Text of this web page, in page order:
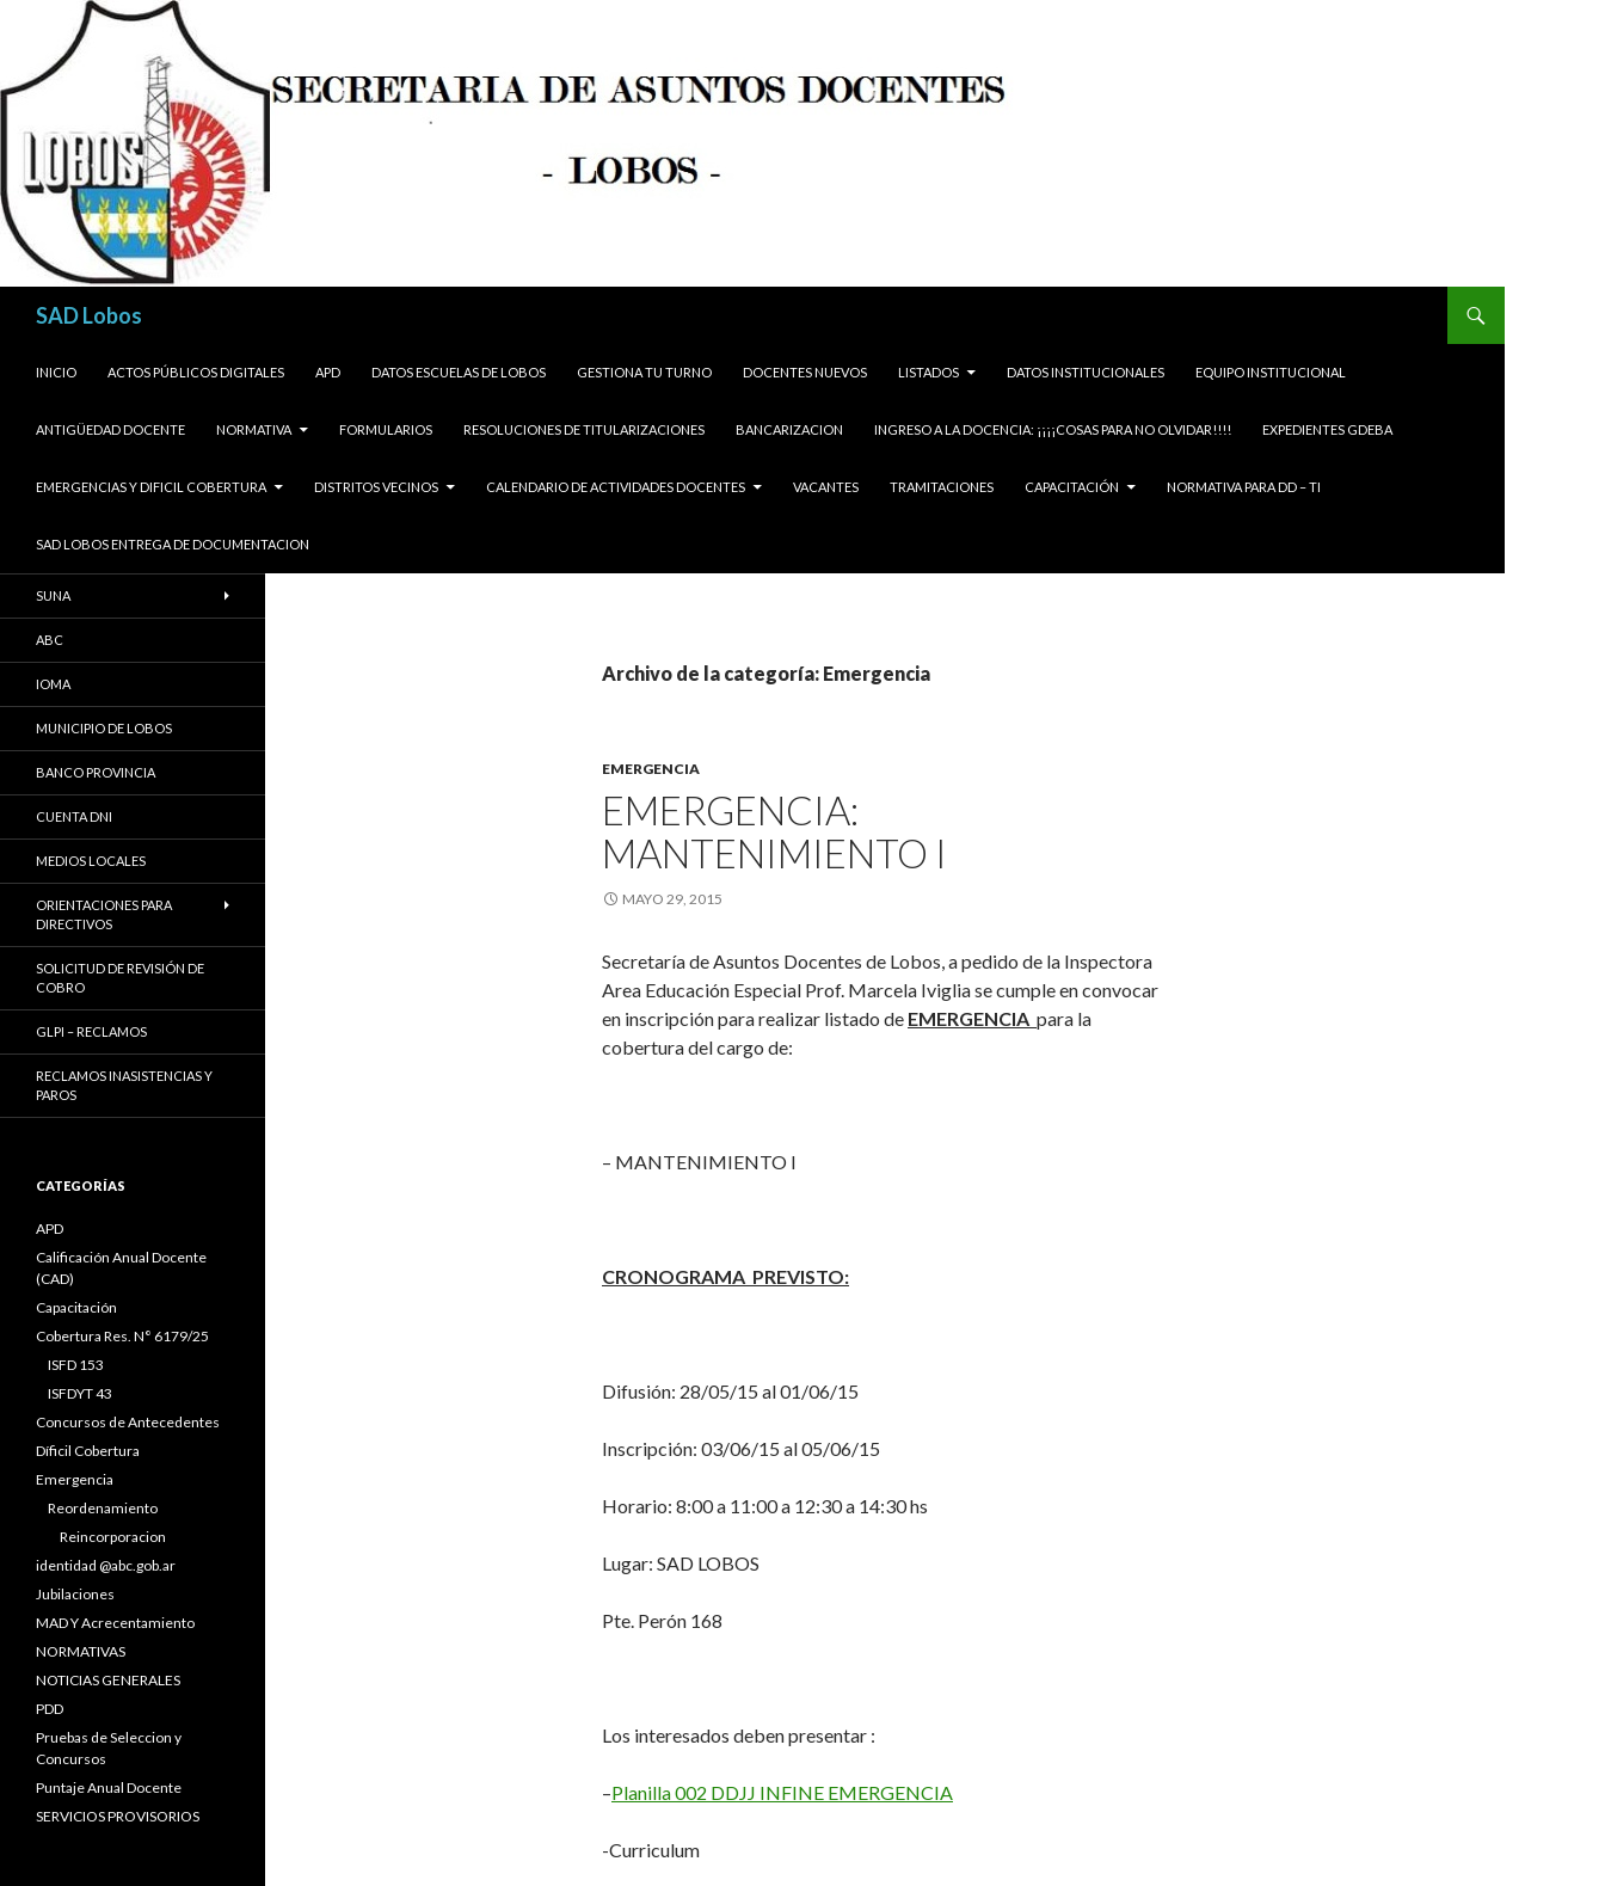
SAD Lobos
INICIO
ACTOS PÚBLICOS DIGITALES APD DATOS ESCUELAS DE LOBOS GESTIONA TU TURNO DOCENTES NUEVOS LISTADOS DATOS INSTITUCIONALES EQUIPO INSTITUCIONAL
ANTIGÜEDAD DOCENTE NORMATIVA FORMULARIOS RESOLUCIONES DE TITULARIZACIONES BANCARIZACION INGRESO A LA DOCENCIA: ¡¡¡¡COSAS PARA NO OLVIDAR!!!! EXPEDIENTES GDEBA
EMERGENCIAS Y DIFICIL COBERTURA DISTRITOS VECINOS CALENDARIO DE ACTIVIDADES DOCENTES VACANTES TRAMITACIONES CAPACITACIÓN NORMATIVA PARA DD – TI
SAD LOBOS ENTREGA DE DOCUMENTACION
Archivo de la categoría: Emergencia
EMERGENCIA
EMERGENCIA:
MANTENIMIENTO I
MAYO 29, 2015
Secretaría de Asuntos Docentes de Lobos, a pedido de la Inspectora
Area Educación Especial Prof. Marcela Iviglia se cumple en convocar
en inscripción para realizar listado de EMERGENCIA para la
cobertura del cargo de:
– MANTENIMIENTO I
CRONOGRAMA PREVISTO:
Difusión: 28/05/15 al 01/06/15
Inscripción: 03/06/15 al 05/06/15
Horario: 8:00 a 11:00 a 12:30 a 14:30 hs
Lugar: SAD LOBOS
Pte. Perón 168
Los interesados deben presentar :
–Planilla 002 DDJJ INFINE EMERGENCIA
-Curriculum
SUNA
ABC
IOMA
MUNICIPIO DE LOBOS
BANCO PROVINCIA
CUENTA DNI
MEDIOS LOCALES
ORIENTACIONES PARA
DIRECTIVOS
SOLICITUD DE REVISIÓN DE
COBRO
GLPI – RECLAMOS
RECLAMOS INASISTENCIAS Y
PAROS
CATEGORÍAS
APD
Calificación Anual Docente
(CAD)
Capacitación
Cobertura Res. N° 6179/25
ISFD 153
ISFDYT 43
Concursos de Antecedentes
Díficil Cobertura
Emergencia
Reordenamiento
Reincorporacion
identidad @abc.gob.ar
Jubilaciones
MAD Y Acrecentamiento
NORMATIVAS
NOTICIAS GENERALES
PDD
Pruebas de Seleccion y
Concursos
Puntaje Anual Docente
SERVICIOS PROVISORIOS